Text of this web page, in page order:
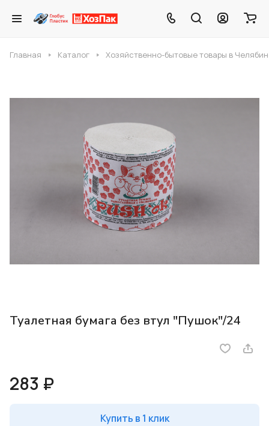
Главная Каталог Хозяйственно-бытовые товары в
Туалетная бумага без втул "Пушок"/24
283 ₽
Купить в 1 клик